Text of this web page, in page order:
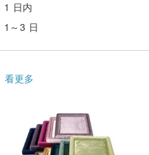
1 日内
1～3 日
看更多